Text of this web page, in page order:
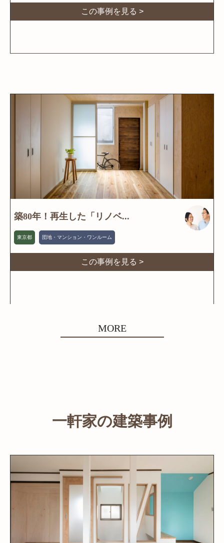
この事例を見る >
築80年！再生した「リノベ...
東京都 団地・マンション・ワンルーム
この事例を見る >
MORE
一軒家の建築事例